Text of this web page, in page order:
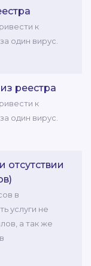
к
один вирус.
реестра
к
один вирус.
отсутствии
в
услуги не
а так же